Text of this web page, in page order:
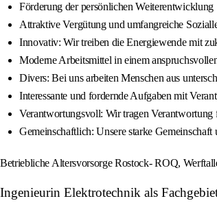
Förderung der persönlichen Weiterentwicklung
Attraktive Vergütung und umfangreiche
Innovativ: Wir treiben die Energiewende mit
Moderne Arbeitsmittel in einem
Divers: Bei uns arbeiten Menschen aus
Interessante und fordernde Aufgaben mit
Verantwortungsvoll: Wir tragen Verantwortung
Gemeinschaftlich: Unsere starke
Betriebliche Altersvorsorge Rostock- ROQ,
Ingenieurin Elektrotechnik als